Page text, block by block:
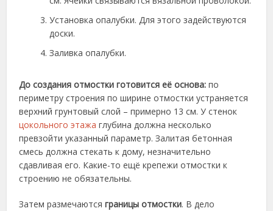
Установка опалубки. Для этого задействуются
доски.
Заливка опалубки.
До создания отмостки готовится её основа: по
периметру строения по ширине отмостки устраняется
верхний грунтовый слой – примерно 13 см. У стенок
цокольного этажаглубина должна несколько
превзойти указанный параметр. Залитая бетонная
смесь должна стекать к дому, незначительно
сдавливая его. Какие-то ещё крепежи отмостки к
строению не обязательны.
Затем размечаютсяграницы отмостки. В дело